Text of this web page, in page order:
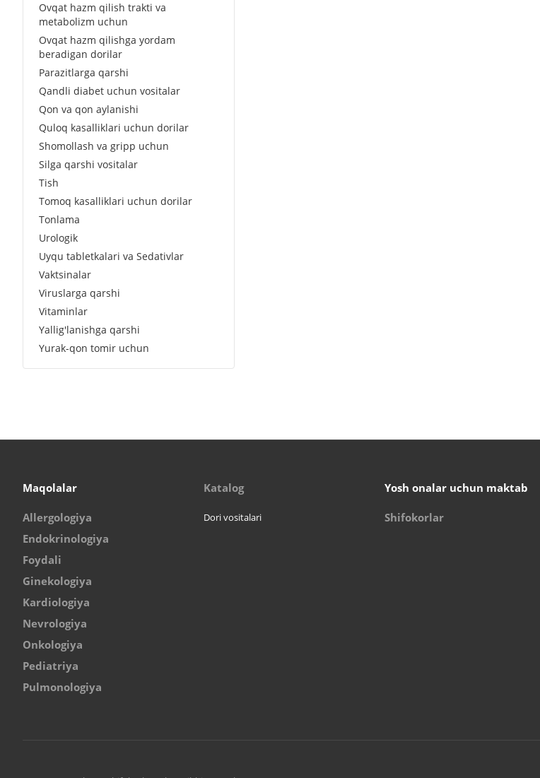
Ovqat hazm qilish trakti va
metabolizm uchun
Ovqat hazm qilishga yordam
beradigan dorilar
Parazitlarga qarshi
Qandli diabet uchun vositalar
Qon va qon aylanishi
Quloq kasalliklari uchun dorilar
Shomollash va gripp uchun
Silga qarshi vositalar
Tish
Tomoq kasalliklari uchun dorilar
Tonlama
Urologik
Uyqu tabletkalari va Sedativlar
Vaktsinalar
Viruslarga qarshi
Vitaminlar
Yallig'lanishga qarshi
Yurak-qon tomir uchun
Maqolalar
Allergologiya
Endokrinologiya
Foydali
Ginekologiya
Kardiologiya
Nevrologiya
Onkologiya
Pediatriya
Pulmonologiya
Katalog
Dori vositalari
Yosh onalar uchun maktab
Shifokorlar